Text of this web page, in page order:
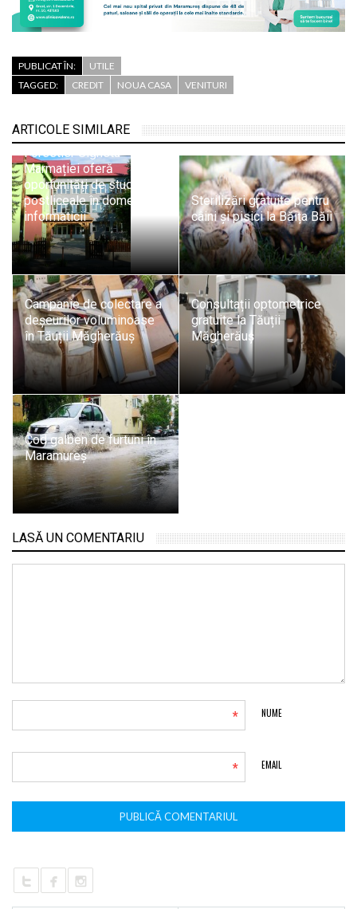
PUBLICAT ÎN:
UTILE
TAGGED:
CREDIT NOUA CASA VENITURI
ARTICOLE SIMILARE
Liceul Tehnologic
Forestier Sighetu
Marmației oferă
oportunități de studii
postliceale în domeniul
informaticii
Sterilizări gratuite pentru
câini și pisici la Băița Băii
Campanie de colectare a
deșeurilor voluminoase
în Tăuții Măgherăuș
Consultații optometrice
gratuite la Tăuții
Măgherăuș
Cod galben de furtuni în
Maramureș
LASĂ UN COMENTARIU
NUME
*
EMAIL
*